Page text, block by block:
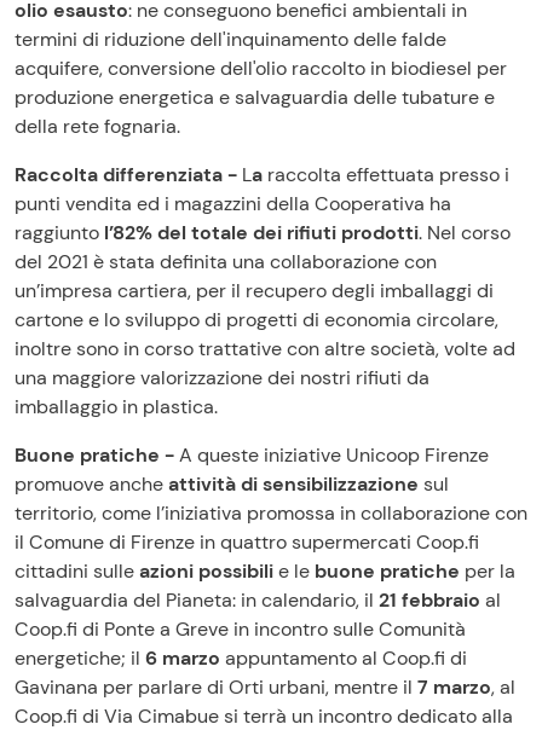
olio esausto: ne conseguono benefici ambientali in
termini di riduzione dell'inquinamento delle falde
acquifere, conversione dell'olio raccolto in biodiesel per
produzione energetica e salvaguardia delle tubature e
della rete fognaria.
Raccolta differenziata - La raccolta effettuata presso i
punti vendita ed i magazzini della Cooperativa ha
raggiunto l’82% del totale dei rifiuti prodotti. Nel corso
del 2021 è stata definita una collaborazione con
un’impresa cartiera, per il recupero degli imballaggi di
cartone e lo sviluppo di progetti di economia circolare,
inoltre sono in corso trattative con altre società, volte ad
una maggiore valorizzazione dei nostri rifiuti da
imballaggio in plastica.
Buone pratiche -A queste iniziative Unicoop Firenze
promuove ancheattivitàdi sensibilizzazione sul
territorio, come l’iniziativa promossa in collaborazione con
il Comune di Firenze in quattro supermercati Coop.fi
cittadini sulleazioni possibilie le buone pratiche per la
salvaguardia del Pianeta: in calendario, il 21 febbraio al
Coop.fi di Ponte a Greve in incontro sulle Comunità
energetiche; il 6 marzo appuntamento al Coop.fi di
Gavinana per parlare di Orti urbani, mentre il 7 marzo, al
Coop.fi di Via Cimabue si terrà un incontro dedicato alla